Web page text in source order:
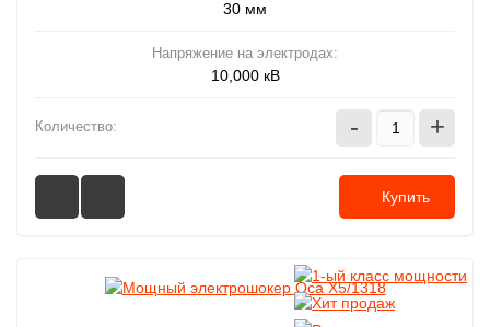
30 мм
Напряжение на электродах:
10,000 кВ
Количество: - +
Купить